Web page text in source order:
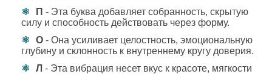
П - Эта буква добавляет собранность, скрытую
силу и способность действовать через форму.
О - Она усиливает целостность, эмоциональную
глубину и склонность к внутреннему кругу доверия.
Л - Эта вибрация несет вкус к красоте, мягкости